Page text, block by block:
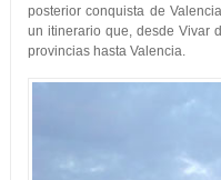
posterior conquista de
un itinerario que, desde Vivar
provincias hasta Valencia.